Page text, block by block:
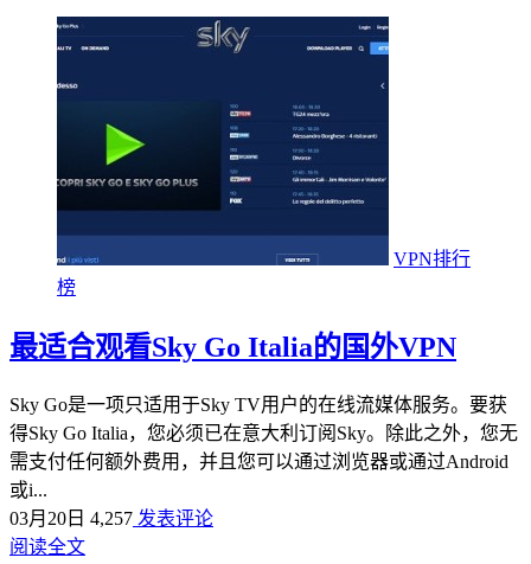
VPN排行
榜
最适合观看Sky Go Italia的国外VPN
Sky Go是一项只适用于Sky TV用户的在线流媒体服务。要获
得Sky Go Italia，您必须已在意大利订阅Sky。除此之外，您无
需支付任何额外费用，并且您可以通过浏览器或通过Android
或i...
03月20日 4,257 发表评论
阅读全文